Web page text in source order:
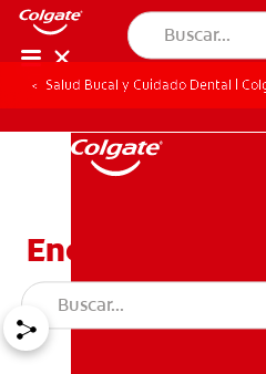
Salud Bucal y Cuidado Dental |
Encontrando